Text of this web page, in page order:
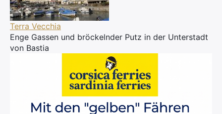
Terra Vecchia
Enge Gassen und bröckelnder Putz in der Unterstadt
von Bastia
Search
for: